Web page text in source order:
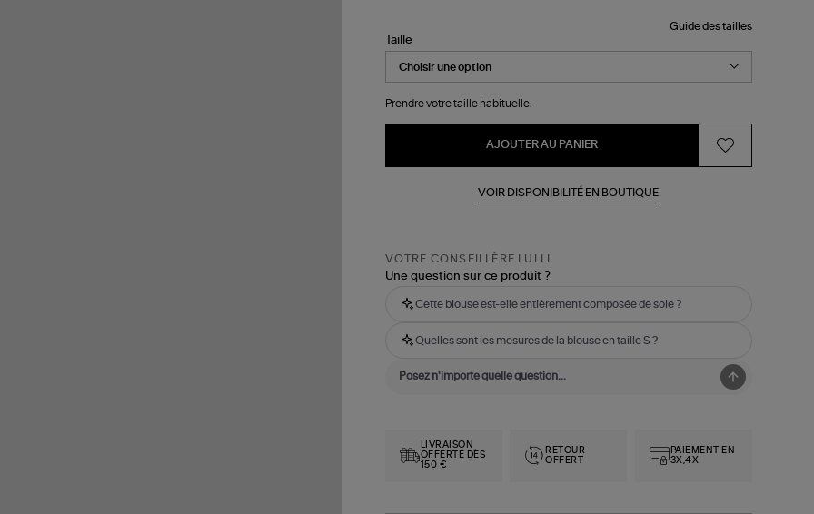
Guide des tailles
Taille
Prendre votre taille habituelle.
AJOUTER AU PANIER
VOIR DISPONIBILITÉ EN BOUTIQUE
VOTRE CONSEILLÈRE LULLI
Une question sur ce produit ?
Cette blouse est-elle entièrement composée de soie ?
Quelles sont les mesures de la blouse en taille S ?
LIVRAISON
OFFERTE DÈS
150 €
RETOUR
OFFERT
PAIEMENT EN
3X,4X